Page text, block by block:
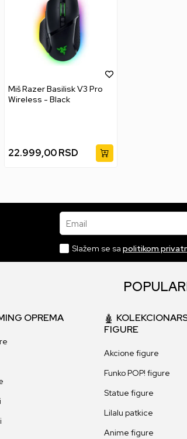
Miš Razer Basilisk V3 Pro
Wireless - Black
22.999,00RSD
Email
Slažem se sa politikom
OPREMA
FIGURE
Akcione figure
Funko POP! figure
Statue figure
Lilalu patkice
Anime figure